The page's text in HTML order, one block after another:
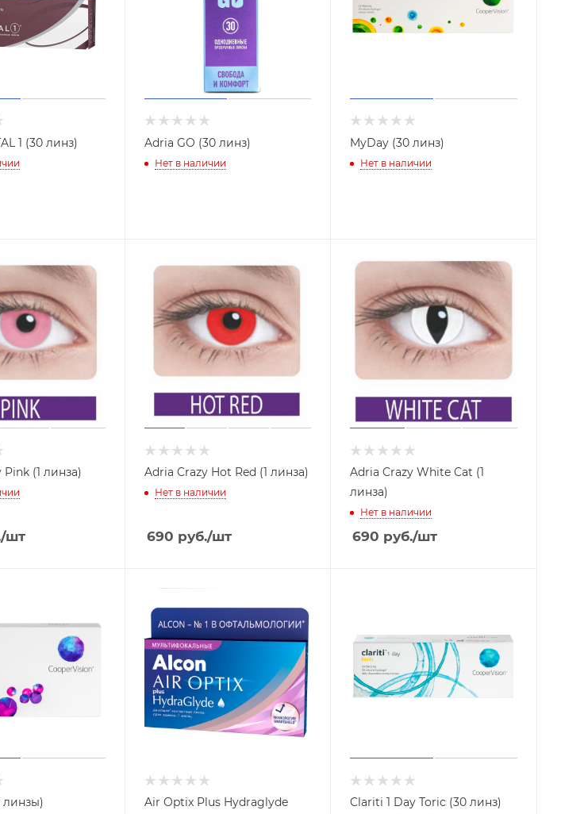
1 (30 линз) Adria GO (30 линз)
Нет в наличии
MyDay (30 линз)
Нет в наличии
(1 линза)
/шт
Adria Crazy Hot Red (1 линза)
Нет в наличии
690 руб./шт
Adria Crazy White Cat (1
линза)
Нет в наличии
690 руб./шт
Air Optix Plus Hydraglyde
Clariti 1 Day Toric (30 линз)